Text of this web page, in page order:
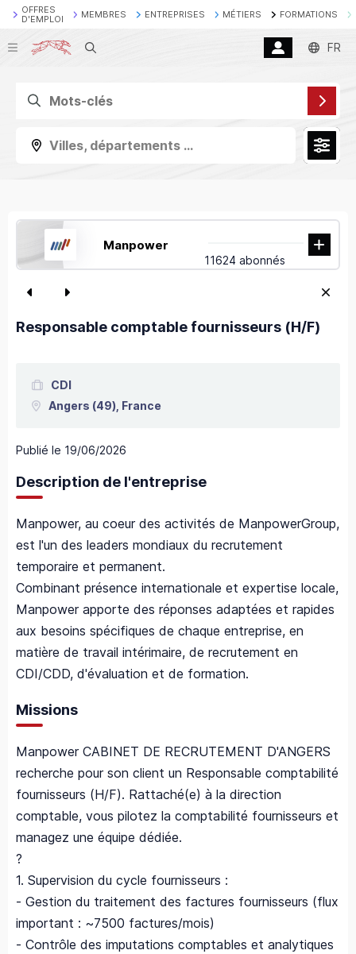
OFFRES
D'EMPLOI
MEMBRES ENTREPRISES MÉTIERS FORMATIONS
Recherche FR
Villes, départements ...
Manpower
11624 abonnés
Responsable comptable fournisseurs (H/F)
CDI
Angers (49), France
Publié le 19/06/2026
Description de l'entreprise
Manpower, au coeur des activités de ManpowerGroup,
est l'un des leaders mondiaux du recrutement
temporaire et permanent.
Combinant présence internationale et expertise locale,
Manpower apporte des réponses adaptées et rapides
aux besoins spécifiques de chaque entreprise, en
matière de travail intérimaire, de recrutement en
CDI/CDD, d'évaluation et de formation.
Missions
Manpower CABINET DE RECRUTEMENT D'ANGERS
recherche pour son client un Responsable comptabilité
fournisseurs (H/F). Rattaché(e) à la direction
comptable, vous pilotez la comptabilité fournisseurs et
managez une équipe dédiée.
?
1. Supervision du cycle fournisseurs :
- Gestion du traitement des factures fournisseurs (flux
important : ~7500 factures/mois)
- Contrôle des imputations comptables et analytiques